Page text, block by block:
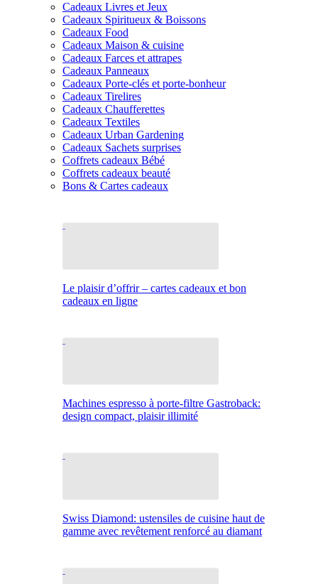
Cadeaux Livres et Jeux
Cadeaux Spiritueux & Boissons
Cadeaux Food
Cadeaux Maison & cuisine
Cadeaux Farces et attrapes
Cadeaux Panneaux
Cadeaux Porte-clés et porte-bonheur
Cadeaux Tirelires
Cadeaux Chaufferettes
Cadeaux Textiles
Cadeaux Urban Gardening
Cadeaux Sachets surprises
Coffrets cadeaux Bébé
Coffrets cadeaux beauté
Bons & Cartes cadeaux
Le plaisir d’offrir – cartes cadeaux et bon
cadeaux en ligne
Machines espresso à porte-filtre Gastroback:
design compact, plaisir illimité
Swiss Diamond: ustensiles de cuisine haut de
gamme avec revêtement renforcé au diamant